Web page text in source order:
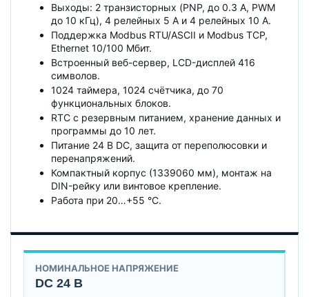
Выходы: 2 транзисторных (PNP, до 0.3 А, PWM
до 10 кГц), 4 релейных 5 А и 4 релейных 10 А.
Поддержка Modbus RTU/ASCII и Modbus TCP,
Ethernet 10/100 Мбит.
Встроенный веб-сервер, LCD-дисплей 416
символов.
1024 таймера, 1024 счётчика, до 70
функциональных блоков.
RTC с резервным питанием, хранение данных и
программы до 10 лет.
Питание 24 В DC, защита от переполюсовки и
перенапряжений.
Компактный корпус (1339060 мм), монтаж на
DIN-рейку или винтовое крепление.
Работа при 20…+55 °C.
НОМИНАЛЬНОЕ НАПРЯЖЕНИЕ
DC 24 В